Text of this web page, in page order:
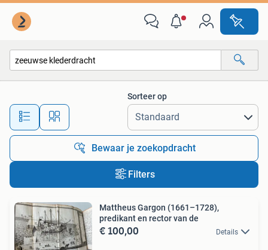
Alle afstanden…
Sorteer op
Bewaar je zoekopdracht
Filters
Mattheus Gargon (1661–1728),
predikant en rector van de
€ 100,00 Details